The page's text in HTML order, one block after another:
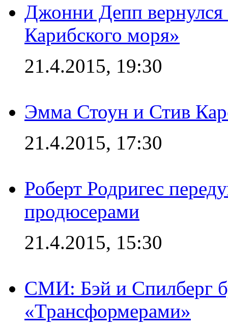
Джонни Депп
Карибского моря»
21.4.2015, 19:30
Эмма Стоун и Стив
21.4.2015, 17:30
Роберт Родригес
продюсерами
21.4.2015, 15:30
СМИ: Бэй и Спилберг
«Трансформерами»